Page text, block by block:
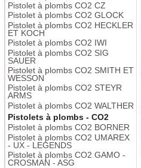
Pistolet à plombs CO2 CZ
Pistolet à plombs CO2 GLOCK
Pistolet à plombs CO2 HECKLER
ET KOCH
Pistolet à plombs CO2 IWI
Pistolet à plombs CO2 SIG
SAUER
Pistolet à plombs CO2 SMITH ET
WESSON
Pistolet à plombs CO2 STEYR
ARMS
Pistolet à plombs CO2 WALTHER
Pistolets à plombs - CO2
Pistolet à plombs CO2 BORNER
Pistolet à plombs CO2 UMAREX
- UX - LEGENDS
Pistolet à plombs CO2 GAMO -
CROSMAN - ASG